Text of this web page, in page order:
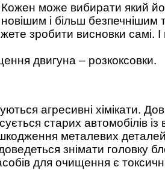
Кожен може вибирати який
і більш
зробити висновки самі. І
двигуна – розкоксовки.
агресивні хімікати.
старих автомобілів
металевих
знімати головку
для очищення є